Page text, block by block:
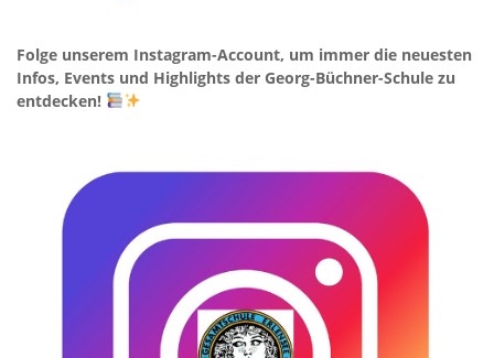
Folge unserem Instagram-Account, um immer die neuesten
Infos, Events und Highlights der Georg-Büchner-Schule zu
entdecken!